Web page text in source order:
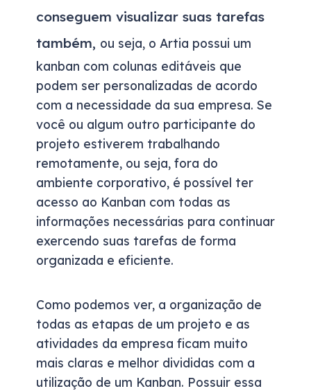
conseguem visualizar suas tarefas
também, ou seja, o Artia possui um
kanban com colunas editáveis que
podem ser personalizadas de acordo
com a necessidade da sua empresa. Se
você ou algum outro participante do
projeto estiverem trabalhando
remotamente, ou seja, fora do
ambiente corporativo, é possível ter
acesso ao Kanban com todas as
informações necessárias para continuar
exercendo suas tarefas de forma
organizada e eficiente.
Como podemos ver, a organização de
todas as etapas de um projeto e as
atividades da empresa ficam muito
mais claras e melhor divididas com a
utilização de um Kanban. Possuir essa